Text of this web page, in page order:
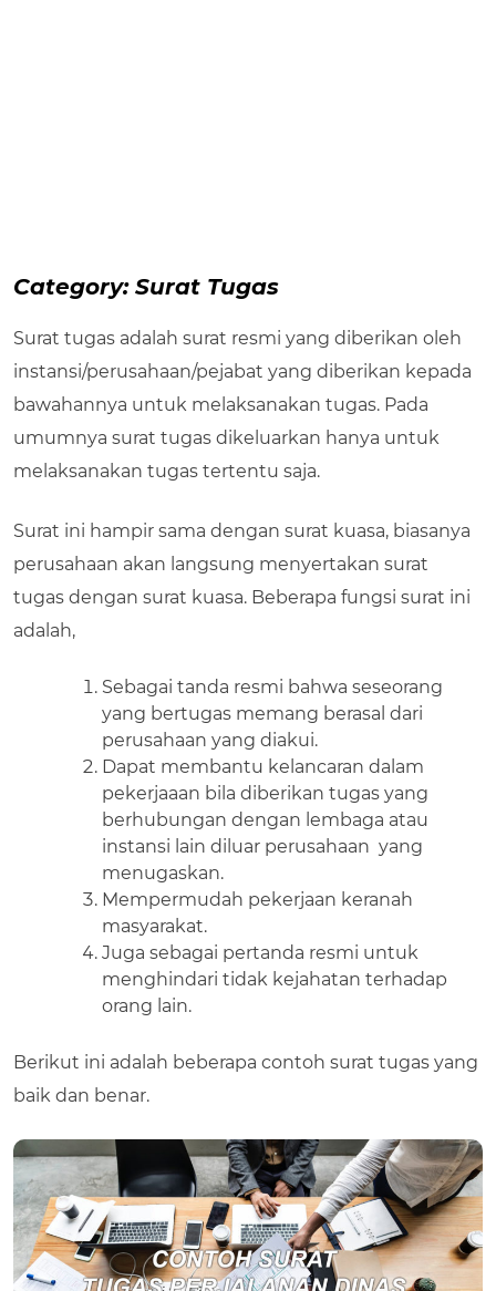
Category: Surat Tugas
Surat tugas adalah surat resmi yang diberikan oleh
instansi/perusahaan/pejabat yang diberikan kepada
bawahannya untuk melaksanakan tugas. Pada
umumnya surat tugas dikeluarkan hanya untuk
melaksanakan tugas tertentu saja.
Surat ini hampir sama dengan surat kuasa, biasanya
perusahaan akan langsung menyertakan surat
tugas dengan surat kuasa. Beberapa fungsi surat ini
adalah,
Sebagai tanda resmi bahwa seseorang
yang bertugas memang berasal dari
perusahaan yang diakui.
Dapat membantu kelancaran dalam
pekerjaaan bila diberikan tugas yang
berhubungan dengan lembaga atau
instansi lain diluar perusahaan yang
menugaskan.
Mempermudah pekerjaan keranah
masyarakat.
Juga sebagai pertanda resmi untuk
menghindari tidak kejahatan terhadap
orang lain.
Berikut ini adalah beberapa contoh surat tugas yang
baik dan benar.